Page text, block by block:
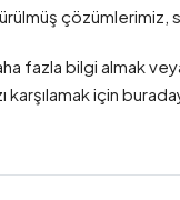
çözümlerimiz,
fazla bilgi almak
karşılamak için